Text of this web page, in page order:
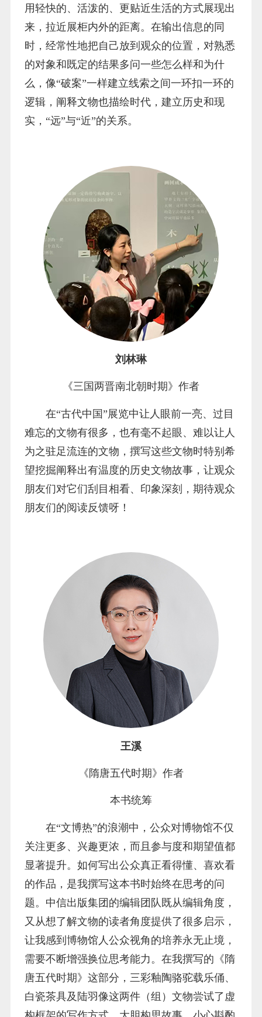
用轻快的、活泼的、更贴近生活的方式展现出
来，拉近展柜内外的距离。在输出信息的同
时，经常性地把自己放到观众的位置，对熟悉
的对象和既定的结果多问一些怎么样和为什
么，像“破案”一样建立线索之间一环扣一环的
逻辑，阐释文物也描绘时代，建立历史和现
实，“远”与“近”的关系。
刘林琳
《三国两晋南北朝时期》作者
在“古代中国”展览中让人眼前一亮、过目
难忘的文物有很多，也有毫不起眼、难以让人
为之驻足流连的文物，撰写这些文物时特别希
望挖掘阐释出有温度的历史文物故事，让观众
朋友们对它们刮目相看、印象深刻，期待观众
朋友们的阅读反馈呀！
王溪
《隋唐五代时期》作者
本书统筹
在“文博热”的浪潮中，公众对博物馆不仅
关注更多、兴趣更浓，而且参与度和期望值都
显著提升。如何写出公众真正看得懂、喜欢看
的作品，是我撰写这本书时始终在思考的问
题。中信出版集团的编辑团队既从编辑角度，
又从想了解文物的读者角度提供了很多启示，
让我感到博物馆人公众视角的培养永无止境，
需要不断增强换位思考能力。在我撰写的《隋
唐五代时期》这部分，三彩釉陶骆驼载乐俑、
白瓷茶具及陆羽像这两件（组）文物尝试了虚